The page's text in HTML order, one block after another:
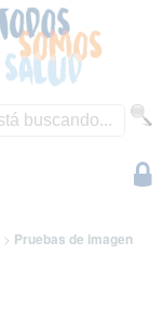
> Pruebas de imagen